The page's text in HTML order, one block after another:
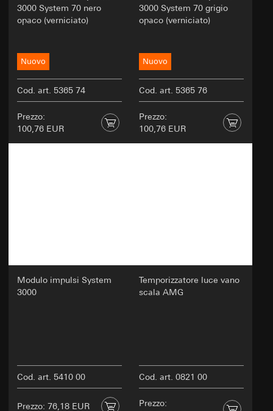
3000 System 70 nero
opaco (verniciato)
Nuovo
Cod. art. 5365 74
Prezzo:
100,76 EUR
3000 System 70 grigio
opaco (verniciato)
Nuovo
Cod. art. 5365 76
Prezzo:
100,76 EUR
Modulo impulsi System
3000
Cod. art. 5410 00
Prezzo: 76,18 EUR
Temporizzatore luce vano
scala AMG
Cod. art. 0821 00
Prezzo: